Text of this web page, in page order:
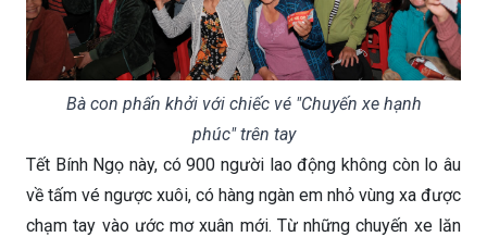
Bà con phấn khởi với chiếc vé "Chuyến xe hạnh
phúc" trên tay
Tết Bính Ngọ này, có 900 người lao động không còn lo âu
về tấm vé ngược xuôi, có hàng ngàn em nhỏ vùng xa được
chạm tay vào ước mơ xuân mới. Từ những chuyến xe lăn